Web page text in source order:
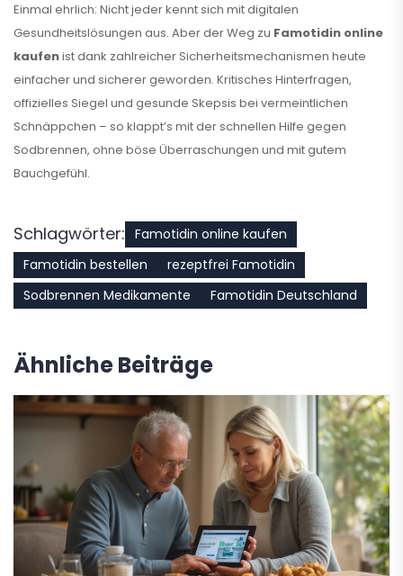
Einmal ehrlich: Nicht jeder kennt sich mit digitalen
Gesundheitslösungen aus. Aber der Weg zu Famotidin online
kaufenist dank zahlreicher Sicherheitsmechanismen heute
einfacher und sicherer geworden. Kritisches Hinterfragen,
offizielles Siegel und gesunde Skepsis bei vermeintlichen
Schnäppchen – so klappt’s mit der schnellen Hilfe gegen
Sodbrennen, ohne böse Überraschungen und mit gutem
Bauchgefühl.
Schlagwörter: Famotidin online kaufen
Famotidin bestellen
rezeptfrei Famotidin
Sodbrennen Medikamente
Famotidin Deutschland
Ähnliche Beiträge